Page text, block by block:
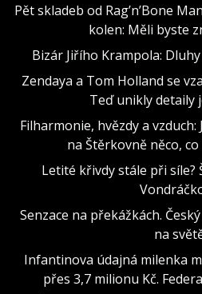
Pět skladeb od Rag’n’Bone
kolen: Měli byste
Bizár Jiřího Krampola:
Zendaya a Tom Holland se
Teď unikly detaily
Filharmonie, hvězdy a
na Štěrkovně něco,
Letité křivdy stále při síle?
Senzace na překážkách.
na
Infantinova údajná milenka
přes 3,7 milionu Kč.